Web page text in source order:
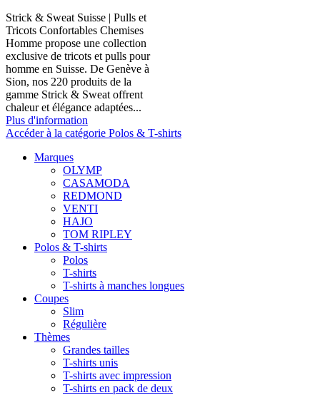
Strick & Sweat Suisse | Pulls et
Tricots Confortables Chemises
Homme propose une collection
exclusive de tricots et pulls pour
homme en Suisse. De Genève à
Sion, nos 220 produits de la
gamme Strick & Sweat offrent
chaleur et élégance adaptées...
Plus d'information
Accéder à la catégorie Polos & T-shirts
Marques
OLYMP
CASAMODA
REDMOND
VENTI
HAJO
TOM RIPLEY
Polos & T-shirts
Polos
T-shirts
T-shirts à manches longues
Coupes
Slim
Régulière
Thèmes
Grandes tailles
T-shirts unis
T-shirts avec impression
T-shirts en pack de deux